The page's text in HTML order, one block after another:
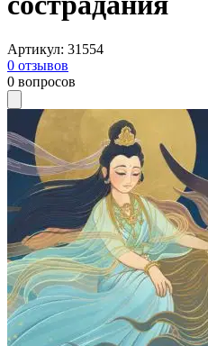
Артикул: 31554
0 отзывов
0 вопросов